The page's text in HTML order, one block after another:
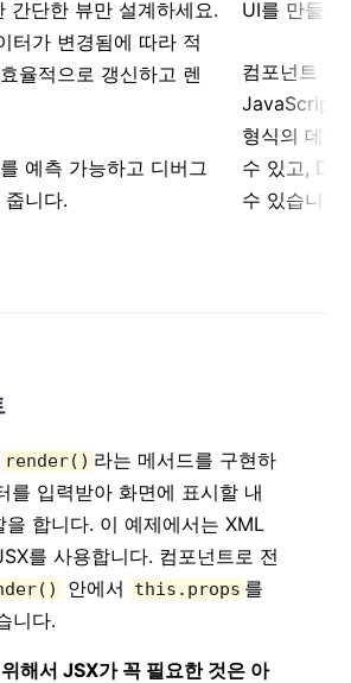
간단한 뷰만 설계하세요.
터가 변경됨에 따라 적
율적으로 갱신하고 렌
예측 가능하고 디버그
니다.
UI를 만들어
컴포넌트 로
JavaScript
형식의 데이
수 있고,
수 있습니다.
render() 라는 메서드를 구현하
를 입력받아 화면에 표시할 내
을 합니다. 이 예제에서는 XML
를 사용합니다. 컴포넌트로 전
안에서 this.props 를
니다.
해서 JSX가 꼭 필요한 것은 아